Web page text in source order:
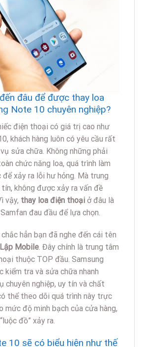
đâu để được thay loa
Note 10 chuyên nghiệp?
điện thoại có giá trị cao như
khách hàng luôn có yêu cầu rất
sửa chữa. Không những phải
chức năng loa, quá trình làm
xảy ra lỗi hư hỏng. Mà trung
không được xảy ra vấn đề
vậy, thay loa điện thoại ở đâu là
đau đầu để lựa chọn.
hẳn bạn đã nghe đến cái tên
Mobile. Đây chính là trung tâm
thuộc TOP đầu. Samsung
kiểm tra và sửa chữa nhanh
chuyên nghiệp, uy tín và chất
thể theo dõi quá trình này trực
mức độ minh bạch của cửa hàng,
đồ” xảy ra.
10 sẽ có biểu hiện như thế